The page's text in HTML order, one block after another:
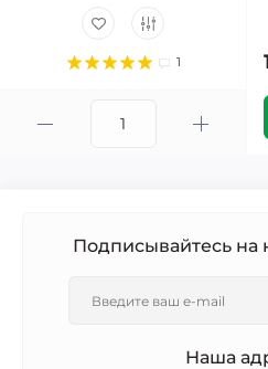
1
Подписывайтесь на
Наша